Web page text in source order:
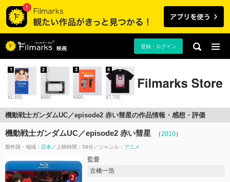
映画 登録・ログイン
¥1,650
1
¥990
2
¥990
3
¥7,700
4
機動戦士ガンダムUC／episode2 赤い彗星の作品情報・感想・評価
機動戦士ガンダムUC／episode2 赤い彗星 （2010）
製作国・地域： 日本 上映時間：59分 ジャンル： アニメ
監督
古橋一浩